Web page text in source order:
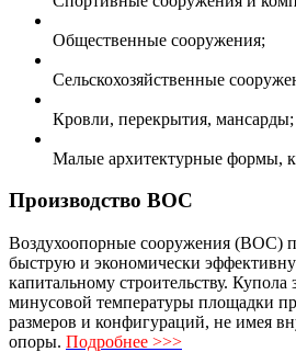
Общественные сооружения;
Сельскохозяйственные
Кровли, перекрытия, мансарды;
Малые архитектурные формы,
Производство ВОС
Воздухоопорные сооружения (ВОС)
быструю и экономически
капитальному строительству. Купола
минусовой температуры площадки
размеров и конфигураций, не имея
опоры. Подробнее >>>